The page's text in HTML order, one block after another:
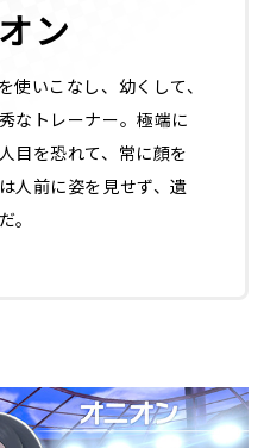
ン
使いこなし、幼くして、
なトレーナー。極端に
目を恐れて、常に顔を
人前に姿を見せず、遺
。